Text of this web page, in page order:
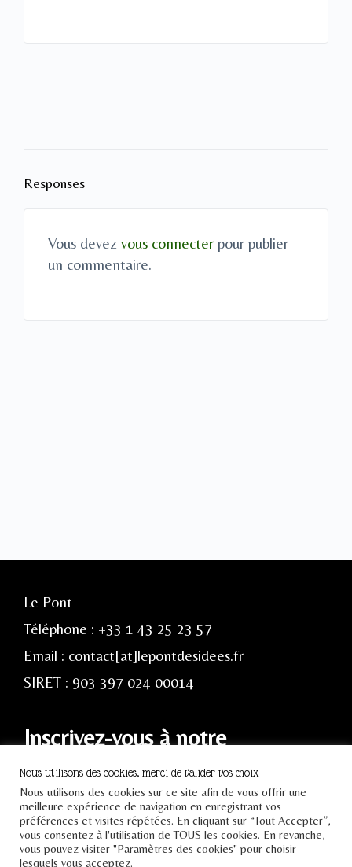
Responses
Vous devez vous connecter pour publier
un commentaire.
Le Pont
Téléphone : +33 1 43 25 23 57
Email : contact[at]lepontdesidees.fr
SIRET : 903 397 024 00014
Inscrivez-vous à notre
newsletter
Nous utilisons des cookies, merci de valider vos choix
Nous utilisons des cookies sur ce site afin de vous offrir une
meilleure expérience de navigation en enregistrant vos
préférences et visites répétées. En cliquant sur “Tout Accepter”,
vous consentez à l'utilisation de TOUS les cookies. En revanche,
vous pouvez visiter "Paramètres des cookies" pour choisir
lesquels vous acceptez.